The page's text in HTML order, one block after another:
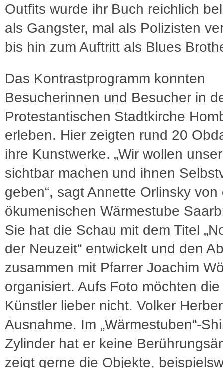
Outfits wurde ihr Buch reichlich
als Gangster, mal als Polizisten
bis hin zum Auftritt als Blues
Das Kontrastprogramm konnten
Besucherinnen und Besucher in
Protestantischen Stadtkirche
erleben. Hier zeigten rund 20
ihre Kunstwerke. „Wir wollen
sichtbar machen und ihnen
geben“, sagt Annette Orlinsky von
ökumenischen Wärmestube
Sie hat die Schau mit dem Titel
der Neuzeit“ entwickelt und den
zusammen mit Pfarrer Joachim
organisiert. Aufs Foto möchten
Künstler lieber nicht. Volker
Ausnahme. Im „Wärmestuben“-
Zylinder hat er keine
zeigt gerne die Objekte,